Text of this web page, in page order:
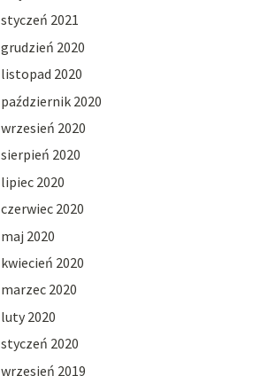
styczeń 2021
grudzień 2020
listopad 2020
październik 2020
wrzesień 2020
sierpień 2020
lipiec 2020
czerwiec 2020
maj 2020
kwiecień 2020
marzec 2020
luty 2020
styczeń 2020
wrzesień 2019